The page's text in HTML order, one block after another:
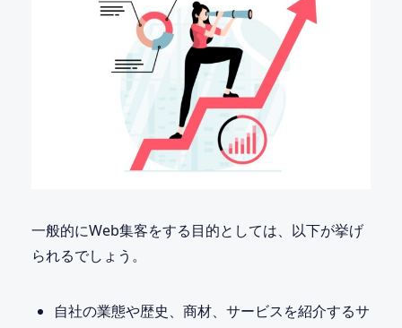
一般的にWeb集客をする目的としては、以下が挙げ
られるでしょう。
自社の業態や歴史、商材、サービスを紹介するサ